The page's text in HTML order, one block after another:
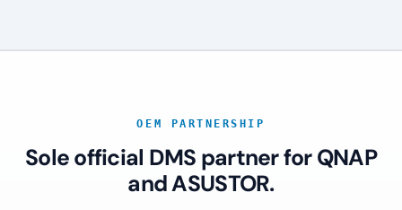
OEM PARTNERSHIP
Sole official DMS partner for QNAP
and ASUSTOR.